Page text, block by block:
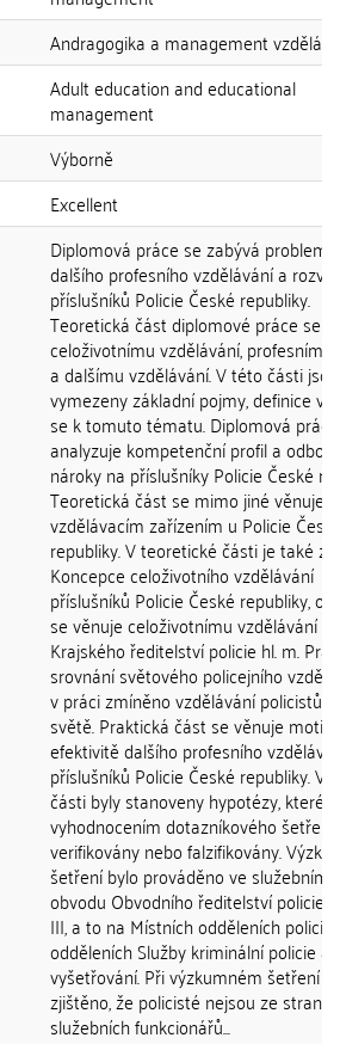
Andragogika a management
Adult education and educational
management
Výborně
Excellent
Diplomová práce se zabývá
dalšího profesního vzdělávání a
příslušníků Policie České republiky.
Teoretická část diplomové práce se
celoživotnímu vzdělávání, profesnímu
a dalšímu vzdělávání. V této části
vymezeny základní pojmy, definice
se k tomuto tématu. Diplomová
analyzuje kompetenční profil a
nároky na příslušníky Policie České
Teoretická část se mimo jiné věnuje
vzdělávacím zařízením u Policie
republiky. V teoretické části je také
Koncepce celoživotního vzdělávání
příslušníků Policie České republiky,
se věnuje celoživotnímu vzdělávání u
Krajského ředitelství policie hl. m.
srovnání světového policejního
v práci zmíněno vzdělávání policistů
světě. Praktická část se věnuje
efektivitě dalšího profesního
příslušníků Policie České republiky. V
části byly stanoveny hypotézy, které
vyhodnocením dotazníkového
verifikovány nebo falzifikovány.
šetření bylo prováděno ve služebním
obvodu Obvodního ředitelství policie
III, a to na Místních odděleních policie
odděleních Služby kriminální policie a
vyšetřování. Při výzkumném šetření
zjištěno, že policisté nejsou ze strany
služebních funkcionářů...